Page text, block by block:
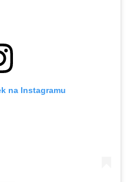
na Instagramu